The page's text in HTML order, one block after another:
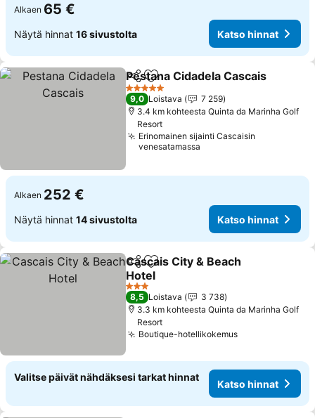
Alkaen 65 €
Näytä hinnat 16 sivustolta Katso hinnat
Jaa Lisää suosikkeihin
Pestana Cidadela Cascais
5 Tähtiluokitus
9,0 Loistava
7 259
3.4 km kohteesta Quinta da Marinha Golf
Resort
Erinomainen sijainti Cascaisin
venesatamassa
Alkaen 252 €
Näytä hinnat 14 sivustolta Katso hinnat
Jaa Lisää suosikkeihin
Cascais City & Beach
Hotel
Katso hinnat
3 Tähtiluokitus
8,5 Loistava
3 738
3.3 km kohteesta Quinta da Marinha Golf
Resort
Boutique-hotellikokemusKatso hinnat
Valitse päivät nähdäksesi tarkat hinnat
Katso hinnat